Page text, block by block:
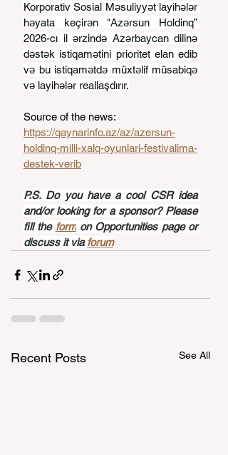
Korporativ Sosial Məsuliyyət layihələr
həyata keçirən "Azərsun Holdinq”
2026-cı il ərzində Azərbaycan dilinə
dəstək istiqamətini prioritet elan edib
və bu istiqamətdə müxtəlif müsabiqə
və layihələr reallaşdırır.
Source of the news:
https://qaynarinfo.az/az/azersun-
holdinq-milli-xalq-oyunlari-festivalima-
destek-verib
P.S. Do you have a cool CSR idea
and/or looking for a sponsor? Please
fill the form on Opportunities page or
discuss it via forum
Recent Posts See All